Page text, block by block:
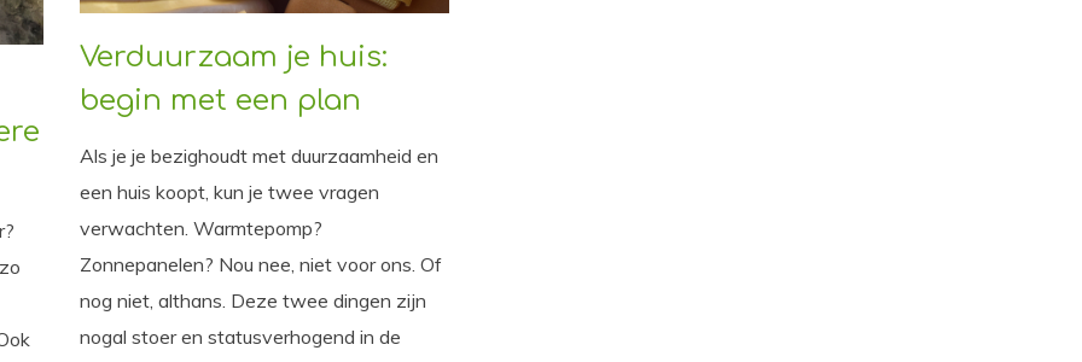
Verduurzaam je huis:
begin met een plan
Als je je bezighoudt met duurzaamheid en
een huis koopt, kun je twee vragen
verwachten. Warmtepomp?
Zonnepanelen? Nou nee, niet voor ons. Of
nog niet, althans. Deze twee dingen zijn
nogal stoer en statusverhogend in de